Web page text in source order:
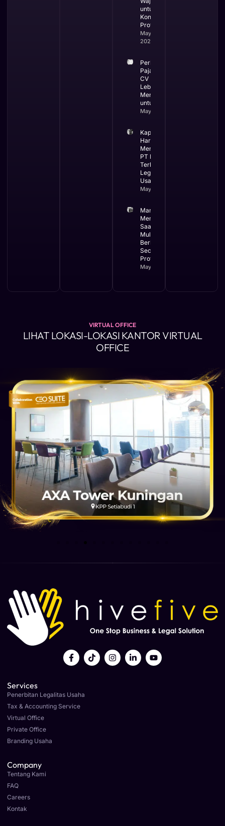
untuk
Kontraktor
Profesional
May 19,
2026
Perbandingan
Pajak PT dan
CV Mana yang
Lebih
Menguntungkan
untuk Bisnis
May 13, 2026
Kapan Bisnis
Harus
Menggunakan
PT Ini Waktu
Terbaik
Legalitas
Usaha
May 12, 2026
Manfaat
Membuat PT
Saat Bisnis
Mulai
Berkembang
Secara
Profesional
May 11, 2026
VIRTUAL OFFICE
LIHAT LOKASI-LOKASI KANTOR VIRTUAL
OFFICE
Services
Penerbitan Legalitas Usaha
Tax & Accounting Service
Virtual Office
Private Office
Branding Usaha
Company
Tentang Kami
FAQ
Careers
Kontak